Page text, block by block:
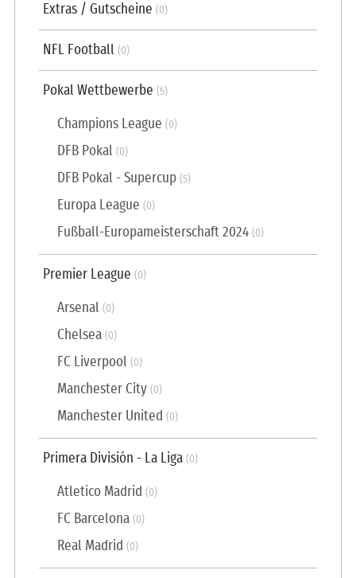
Extras / Gutscheine (0)
NFL Football (0)
Pokal Wettbewerbe (5)
Champions League (0)
DFB Pokal (0)
DFB Pokal - Supercup (5)
Europa League (0)
Fußball-Europameisterschaft 2024 (0)
Premier League (0)
Arsenal (0)
Chelsea (0)
FC Liverpool (0)
Manchester City (0)
Manchester United (0)
Primera División - La Liga (0)
Atletico Madrid (0)
FC Barcelona (0)
Real Madrid (0)